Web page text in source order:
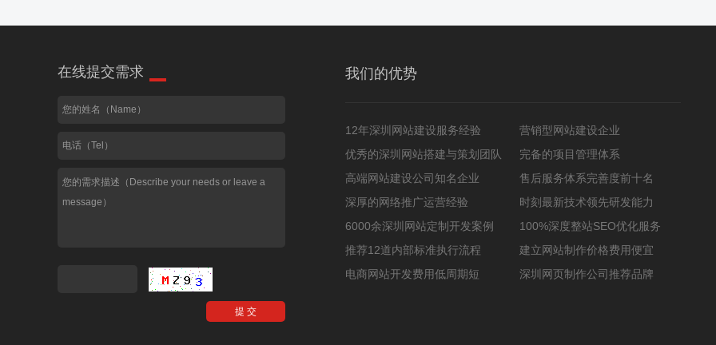
在线提交需求 我们的优势
12年深圳网站建设服务经验
优秀的深圳网站搭建与策划团队
高端网站建设公司知名企业
深厚的网络推广运营经验
6000余深圳网站定制开发案例
推荐12道内部标准执行流程
电商网站开发费用低周期短
营销型网站建设企业
完备的项目管理体系
售后服务体系完善度前十名
时刻最新技术领先研发能力
100%深度整站SEO优化服务
建立网站制作价格费用便宜
深圳网页制作公司推荐品牌